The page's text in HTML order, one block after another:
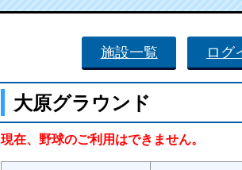
施設一覧 ログ
大原グラウンド
現在、野球のご利用はできません。